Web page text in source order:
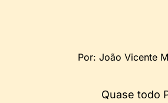
Por: João Vicente
Quase todo